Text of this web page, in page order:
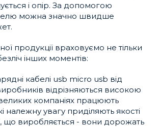
і опір. За допомогою
можна значно швидше
продукції враховуємо не тільки
інших моментів:
кабелі usb micro usb від
відрізняються високою
компаніях працюють
належну увагу приділяють якості
що виробляється - вони дорожать